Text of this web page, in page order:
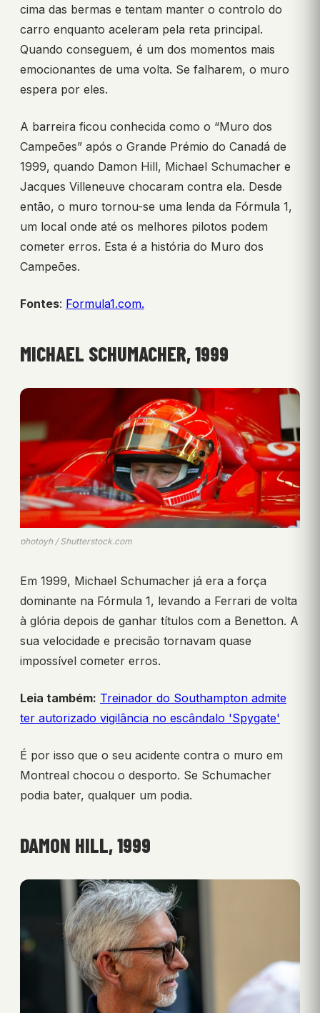
cima das bermas e tentam manter o controlo do
carro enquanto aceleram pela reta principal.
Quando conseguem, é um dos momentos mais
emocionantes de uma volta. Se falharem, o muro
espera por eles.
A barreira ficou conhecida como o “Muro dos
Campeões” após o Grande Prémio do Canadá de
1999, quando Damon Hill, Michael Schumacher e
Jacques Villeneuve chocaram contra ela. Desde
então, o muro tornou-se uma lenda da Fórmula 1,
um local onde até os melhores pilotos podem
cometer erros. Esta é a história do Muro dos
Campeões.
Fontes: Formula1.com.
MICHAEL SCHUMACHER, 1999
photoyh / Shutterstock.com
Em 1999, Michael Schumacher já era a força
dominante na Fórmula 1, levando a Ferrari de volta
à glória depois de ganhar títulos com a Benetton. A
sua velocidade e precisão tornavam quase
impossível cometer erros.
Leia também: Treinador do Southampton admite
ter autorizado vigilância no escândalo 'Spygate'
É por isso que o seu acidente contra o muro em
Montreal chocou o desporto. Se Schumacher
podia bater, qualquer um podia.
DAMON HILL, 1999